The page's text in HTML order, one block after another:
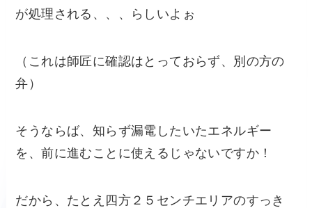
が処理される、、、らしいよぉ
（これは師匠に確認はとっておらず、別の方の
弁）
そうならば、知らず漏電したいたエネルギー
を、前に進むことに使えるじゃないですか！
だから、たとえ四方２５センチエリアのすっき